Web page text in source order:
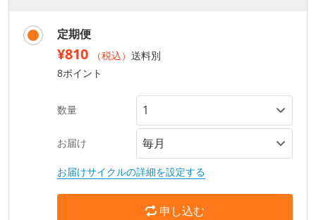
定期便
¥810 （税込） 送料別
8ポイント
数量
お届け
お届けサイクルの詳細を設定する
申し込む